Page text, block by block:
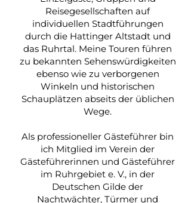
Reisegesellschaften auf
individuellen Stadtführungen
durch die Hattinger Altstadt und
das Ruhrtal. Meine Touren führen
zu bekannten Sehenswürdigkeiten
ebenso wie zu verborgenen
Winkeln und historischen
Schauplätzen abseits der üblichen
Wege.
Als professioneller Gästeführer bin
ich Mitglied im Verein der
Gästeführerinnen und Gästeführer
im Ruhrgebiet e. V., in der
Deutschen Gilde der
Nachtwächter, Türmer und